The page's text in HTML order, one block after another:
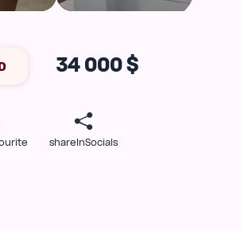
34 000 $
shareInSocials